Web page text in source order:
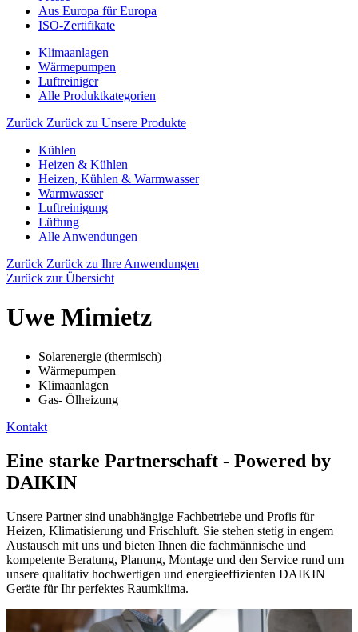
Aus Europa für Europa
ISO-Zertifikate
Klimaanlagen
Wärmepumpen
Luftreiniger
Alle Produktkategorien
Zurück Zurück zu Unsere Produkte
Kühlen
Heizen & Kühlen
Heizen, Kühlen & Warmwasser
Warmwasser
Luftreinigung
Lüftung
Alle Anwendungen
Zurück Zurück zu Ihre Anwendungen
Zurück zur Übersicht
Uwe Mimietz
Solarenergie (thermisch)
Wärmepumpen
Klimaanlagen
Gas- Ölheizung
Kontakt
Eine starke Partnerschaft - Powered by
DAIKIN
Unsere Partner sind unabhängige Fachbetriebe und Profis für
Heizen, Klimatisierung und Frischluft. Sie stehen stetig in engem
Austausch mit uns und bieten Ihnen die fachmännische und
kompetente Beratung, Planung, Montage und den Service rund um
unsere qualitativ hochwertigen und energieeffizienten DAIKIN
Geräte für Ihr perfektes Raumklima.